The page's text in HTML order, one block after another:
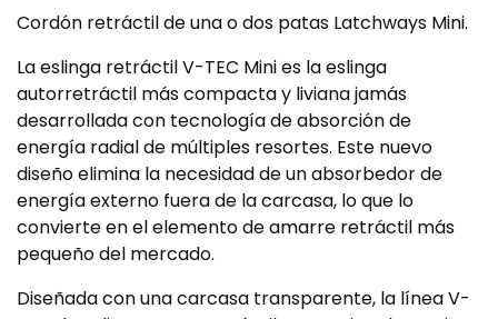
Cordón retráctil de una o dos patas Latchways Mini.
La eslinga retráctil V-TEC Mini es la eslinga
autorretráctil más compacta y liviana jamás
desarrollada con tecnología de absorción de
energía radial de múltiples resortes. Este nuevo
diseño elimina la necesidad de un absorbedor de
energía externo fuera de la carcasa, lo que lo
convierte en el elemento de amarre retráctil más
pequeño del mercado.
Diseñada con una carcasa transparente, la línea V-